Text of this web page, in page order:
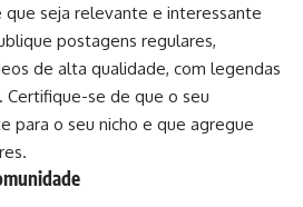
seja relevante e interessante
postagens regulares,
de alta qualidade, com legendas
Certifique-se de que o seu
para o seu nicho e que agregue